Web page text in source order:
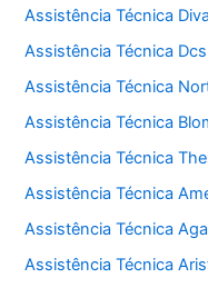
Assistência Técnica
Assistência Técnica
Assistência Técnica
Assistência Técnica
Assistência Técnica
Assistência Técnica
Assistência Técnica
Assistência Técnica